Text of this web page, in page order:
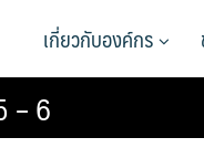
เกี่ยวกับองค์กร
– 6